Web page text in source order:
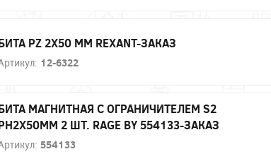
PZ 2X50 ММ REXANT-ЗАКАЗ
12-6322
МАГНИТНАЯ С ОГРАНИЧИТЕЛЕМ S2
2 ШТ. RAGE BY 554133-ЗАКАЗ
554133